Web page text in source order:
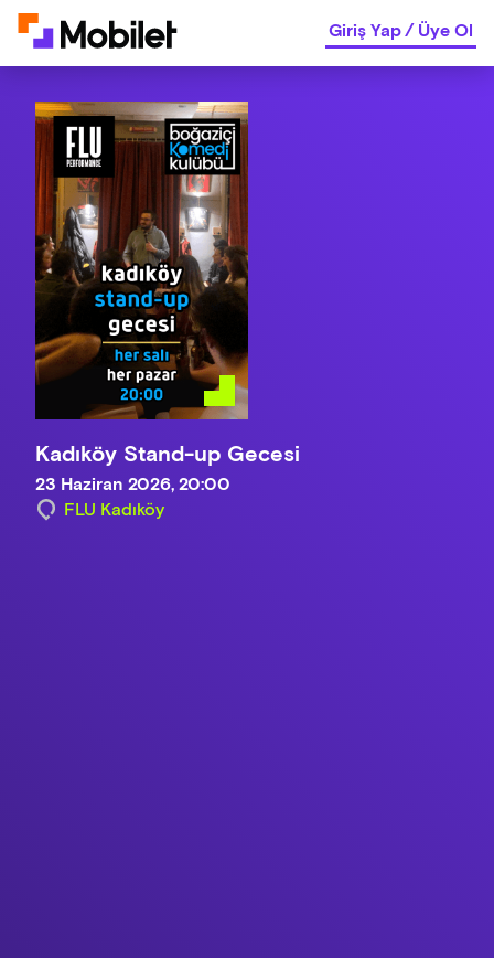
Giriş Yap/Üye Ol
Kadıköy Stand-up Gecesi
23 Haziran 2026, 20:00
FLU Kadıköy